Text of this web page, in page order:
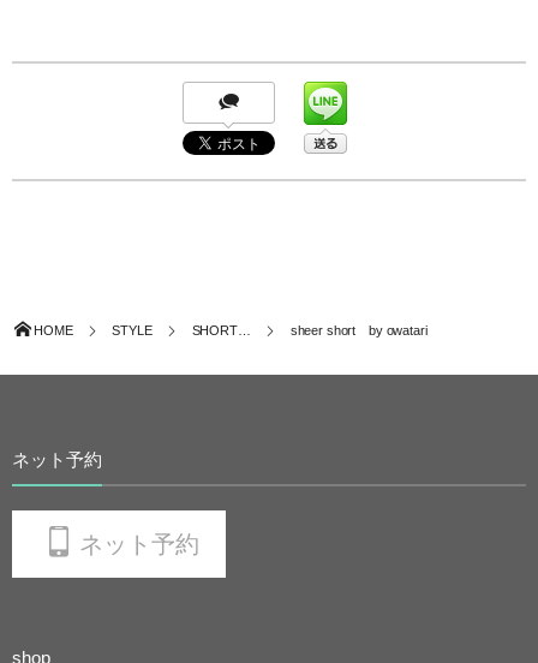
HOME STYLE SHORT… sheer short by owatari
ネット予約
ネット予約
shop